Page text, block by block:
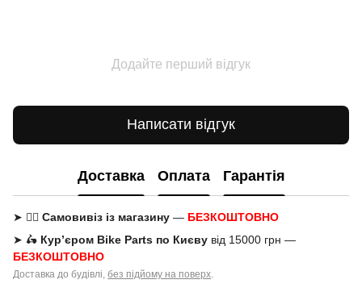
Додайте перший відгук
Написати відгук
Доставка Оплата Гарантія
➤ 🚶‍♂️ Самовивіз із магазину — БЕЗКОШТОВНО
➤ 🛵 Кур’єром Bike Parts по Києву від 15000 грн —
БЕЗКОШТОВНО
Доставка до будівлі, без підйому на поверх